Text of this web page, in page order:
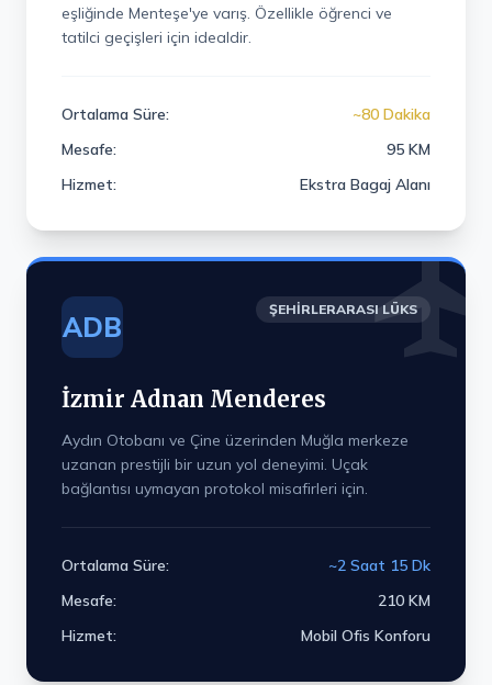
eşliğinde Menteşe'ye varış. Özellikle öğrenci ve
tatilci geçişleri için idealdir.
Ortalama Süre:
~80 Dakika
Mesafe:
95 KM
Hizmet:
Ekstra Bagaj Alanı
ADB
ŞEHIRLERARASI LÜKS
İzmir Adnan Menderes
Aydın Otobanı ve Çine üzerinden Muğla merkeze
uzanan prestijli bir uzun yol deneyimi. Uçak
bağlantısı uymayan protokol misafirleri için.
Ortalama Süre:
~2 Saat 15 Dk
Mesafe:
210 KM
Hizmet:
Mobil Ofis Konforu